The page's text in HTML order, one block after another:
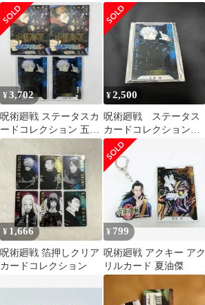
テータスカードセット
脹相
¥3,702
呪術廻戦 ステータスカ
ードコレクション 五条
悟 2点セット
¥2,500
呪術廻戦 ステータス
カードコレクション
五条悟
¥ 1,666
呪術廻戦 箔押しクリア
カードコレクション
¥ 799
呪術廻戦 アクキー アク
リルカード 夏油傑